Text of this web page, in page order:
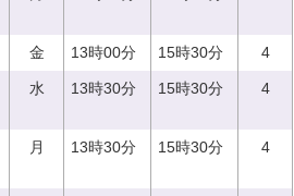
金 13時00分 15時30分 4
水 13時30分 15時30分 4
月 13時30分 15時30分 4